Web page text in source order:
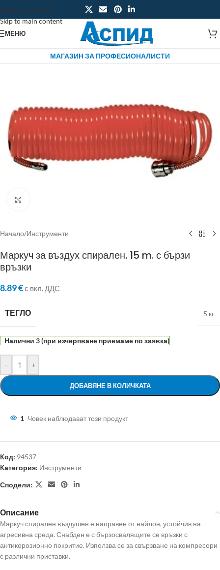
Skip to navigation
Skip to main content
МЕНЮ
МАГАЗИН ЗА ПРОФЕСИОНАЛИСТИ
Начало/Инструменти
Маркуч за въздух спирален. 15 m. с бързи
връзки
8.89€с вкл. ДДС
ТЕГЛО 5 кг
Налични 3 (при изчерпване приемаме по заявка)
- +
ДОБАВЯНЕ В КОЛИЧКАТА
1 Човек наблюдават този продукт
Код: 94537
Категория: Инструменти
Сподели:
Описание
Маркуч спирален въздушен е направен от найлон, устойчив на
агресивна среда. Снабден е с бързосвалящите се връзки с
антикорозионно покритие. Използва се за свързване на компресори
с различни приставки.